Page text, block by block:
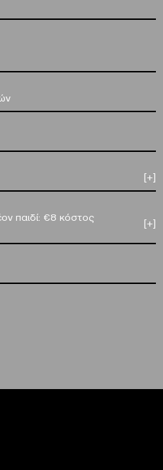
[+]
παιδί: €8 κόστος
[+]